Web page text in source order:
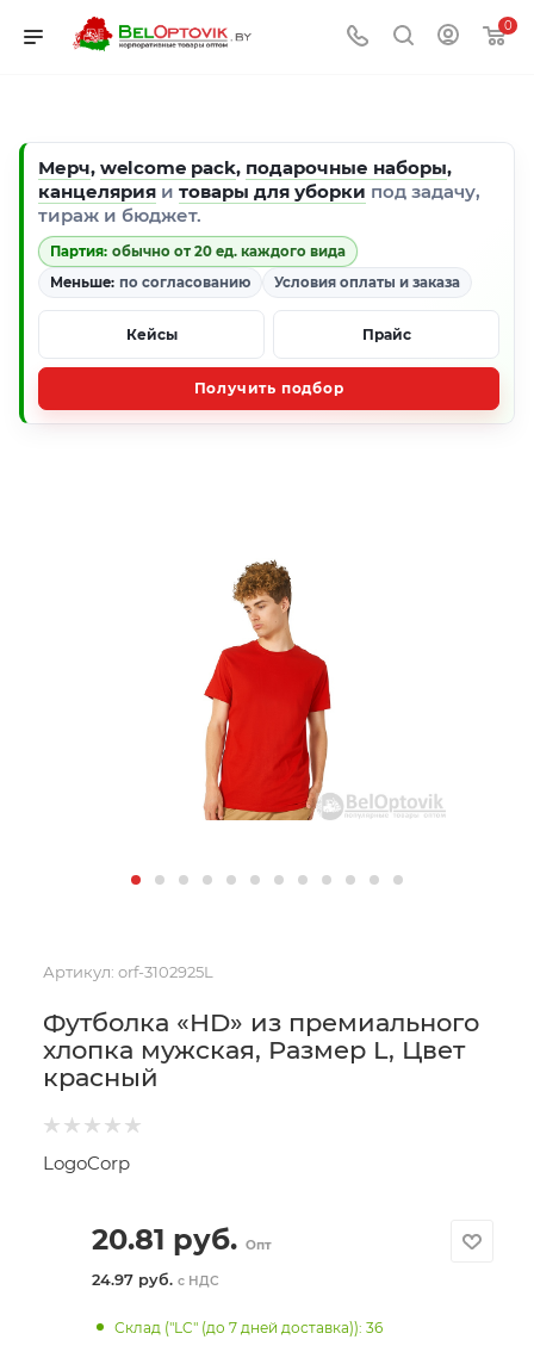
0
Мерч, welcome pack, подарочные наборы,
канцелярия и товары для уборки под задачу,
тираж и бюджет.
Партия: обычно от 20 ед. каждого вида
Меньше: по согласованию Условия оплаты и заказа
Кейсы Прайс
Получить подбор
Артикул: orf-3102925L
Футболка «HD» из премиального
хлопка мужская, Размер L, Цвет
красный
LogoCorp
20.81 руб. Опт
24.97 руб. с НДС
Склад ("LC" (до 7 дней доставка)): 36